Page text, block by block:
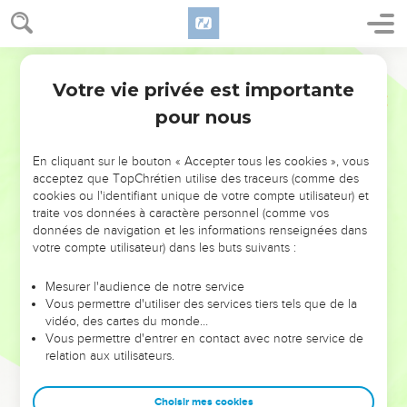
NE MANQUEZ PAS L’ÉVÉNEMENT
DE L’ANNÉE !
ET SI LEURS ERREURS POUVAIENT VOUS ÉVITER LES
VOTRES ?
leur foi ou leur vision. Mais on voit moins les doutes, les erreurs
et les saisons difficiles qu'ils ont traversés, alors même que ce
sont elles qui les ont façonnés.
Dans cette conférence, leaders, entrepreneurs, et responsables
clés pour avancer avec plus de sagesse afin que leurs erreurs
Votre vie privée est importante
pour nous
En cliquant sur le bouton « Accepter tous les cookies », vous
acceptez que TopChrétien utilise des traceurs (comme des
cookies ou l'identifiant unique de votre compte utilisateur) et
traite vos données à caractère personnel (comme vos
données de navigation et les informations renseignées dans
votre compte utilisateur) dans les buts suivants :
Mesurer l'audience de notre service
Vous permettre d'utiliser des services tiers tels que de la
vidéo, des cartes du monde…
Vous permettre d'entrer en contact avec notre service de
relation aux utilisateurs.
Choisir mes cookies